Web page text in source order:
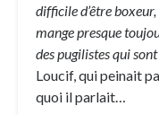
difficile d’être
mange presque
des pugilistes qui
Loucif, qui peinait
quoi il parlait…